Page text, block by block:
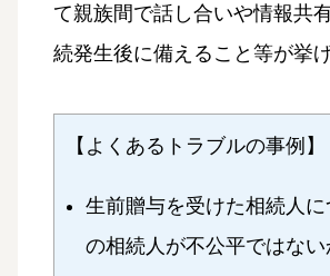
て親族間で話し合いや情報共
続発生後に備えること等が挙
【よくあるトラブルの事例】
生前贈与を受けた相続人
の相続人が不公平ではな